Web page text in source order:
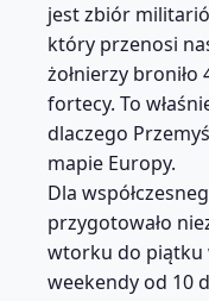
jest zbiór
który przenosi
żołnierzy
fortecy. To
dlaczego
mapie Europy.
Dla
przygotowało
wtorku do piątku
weekendy od 10